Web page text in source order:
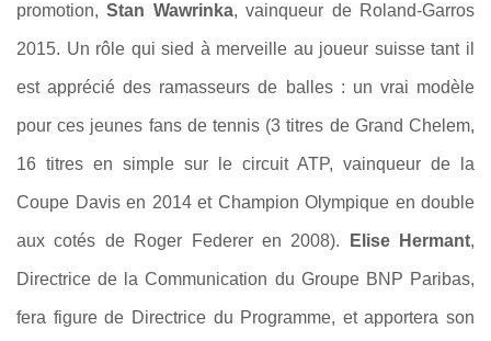
promotion,Stan Wawrinka, vainqueur de Roland-Garros
2015. Un rôle qui sied à merveille au joueur suisse tant il
est apprécié des ramasseurs de balles : un vrai modèle
pour ces jeunes fans de tennis (3 titres de Grand Chelem,
16 titres en simple sur le circuit ATP, vainqueur de la
Coupe Davis en 2014 et Champion Olympique en double
aux cotés de Roger Federer en 2008). Elise Hermant,
Directrice de la Communication du Groupe BNP Paribas,
fera figure de Directrice du Programme, et apportera son